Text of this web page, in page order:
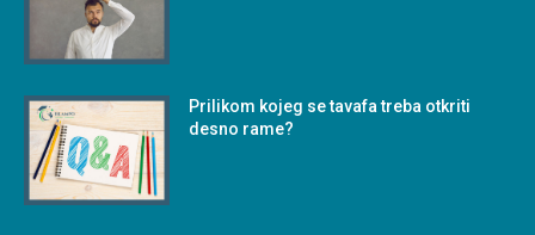
Prilikom kojeg se tavafa treba otkriti
desno rame?